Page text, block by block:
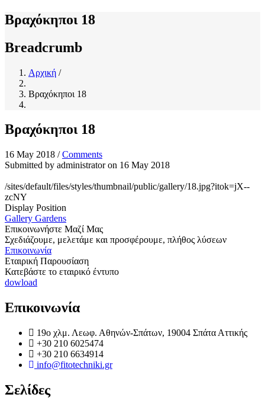
Βραχόκηποι 18
Breadcrumb
Αρχική /
Βραχόκηποι 18
Βραχόκηποι 18
16 May 2018 /Comments
Submitted by administratoron 16 May 2018
/sites/default/files/styles/thumbnail/public/gallery/18.jpg?itok=jX--
zcNY
Display Position
Gallery Gardens
Επικοινωνήστε Μαζί Μας
Σχεδιάζουμε, μελετάμε και προσφέρουμε, πλήθος λύσεων
Επικοινωνία
Εταιρική Παρουσίαση
Κατεβάστε το εταιρικό έντυπο
dowload
Επικοινωνία
19o χλμ. Λεωφ. Αθηνών-Σπάτων, 19004 Σπάτα Αττικής
+30 210 6025474
+30 210 6634914
info@fitotechniki.gr
Σελίδες